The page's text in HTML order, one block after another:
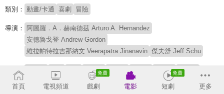
類別： 動畫/卡通 喜劇 冒險
導演：
阿圖羅．A．赫南德茲 Arturo A. Hernandez
安德魯戈登 Andrew Gordon
維拉帕特拉吉那納文 Veerapatra Jinanavin 傑夫舒 Jeff Schu
配音： 符爽 陳貞伃 梁興昌 馬國堯 吳佳樺 林柏昱
詹雅菁
首頁 電視頻道 戲劇 電影 短劇 更多